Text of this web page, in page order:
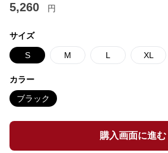
5,260 円
サイズ
S M L XL
カラー
ブラック
購入画面に進む